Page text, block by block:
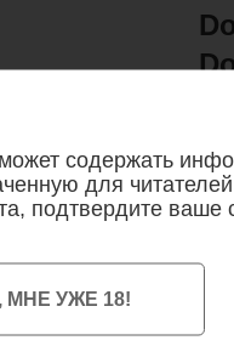
содержать
для
подтвердите ваше
МНЕ УЖЕ 18!